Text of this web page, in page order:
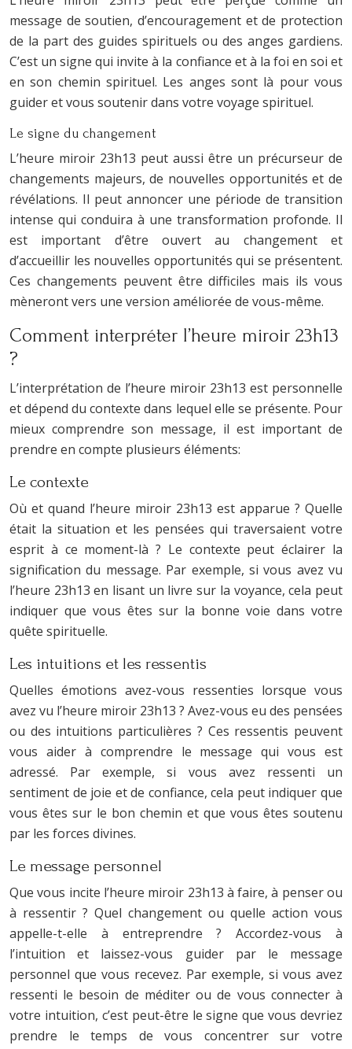
message de soutien, d’encouragement et de protection
de la part des guides spirituels ou des anges gardiens.
C’est un signe qui invite à la confiance et à la foi en soi et
en son chemin spirituel. Les anges sont là pour vous
guider et vous soutenir dans votre voyage spirituel.
Le signe du changement
L’heure miroir 23h13 peut aussi être un précurseur de
changements majeurs, de nouvelles opportunités et de
révélations. Il peut annoncer une période de transition
intense qui conduira à une transformation profonde. Il
est important d’être ouvert au changement et
d’accueillir les nouvelles opportunités qui se présentent.
Ces changements peuvent être difficiles mais ils vous
mèneront vers une version améliorée de vous-même.
Comment interpréter l’heure miroir 23h13
?
L’interprétation de l’heure miroir 23h13 est personnelle
et dépend du contexte dans lequel elle se présente. Pour
mieux comprendre son message, il est important de
prendre en compte plusieurs éléments:
Le contexte
Où et quand l’heure miroir 23h13 est apparue ? Quelle
était la situation et les pensées qui traversaient votre
esprit à ce moment-là ? Le contexte peut éclairer la
signification du message. Par exemple, si vous avez vu
l’heure 23h13 en lisant un livre sur la voyance, cela peut
indiquer que vous êtes sur la bonne voie dans votre
quête spirituelle.
Les intuitions et les ressentis
Quelles émotions avez-vous ressenties lorsque vous
avez vu l’heure miroir 23h13 ? Avez-vous eu des pensées
ou des intuitions particulières ? Ces ressentis peuvent
vous aider à comprendre le message qui vous est
adressé. Par exemple, si vous avez ressenti un
sentiment de joie et de confiance, cela peut indiquer que
vous êtes sur le bon chemin et que vous êtes soutenu
par les forces divines.
Le message personnel
Que vous incite l’heure miroir 23h13 à faire, à penser ou
à ressentir ? Quel changement ou quelle action vous
appelle-t-elle à entreprendre ? Accordez-vous à
l’intuition et laissez-vous guider par le message
personnel que vous recevez. Par exemple, si vous avez
ressenti le besoin de méditer ou de vous connecter à
votre intuition, c’est peut-être le signe que vous devriez
prendre le temps de vous concentrer sur votre